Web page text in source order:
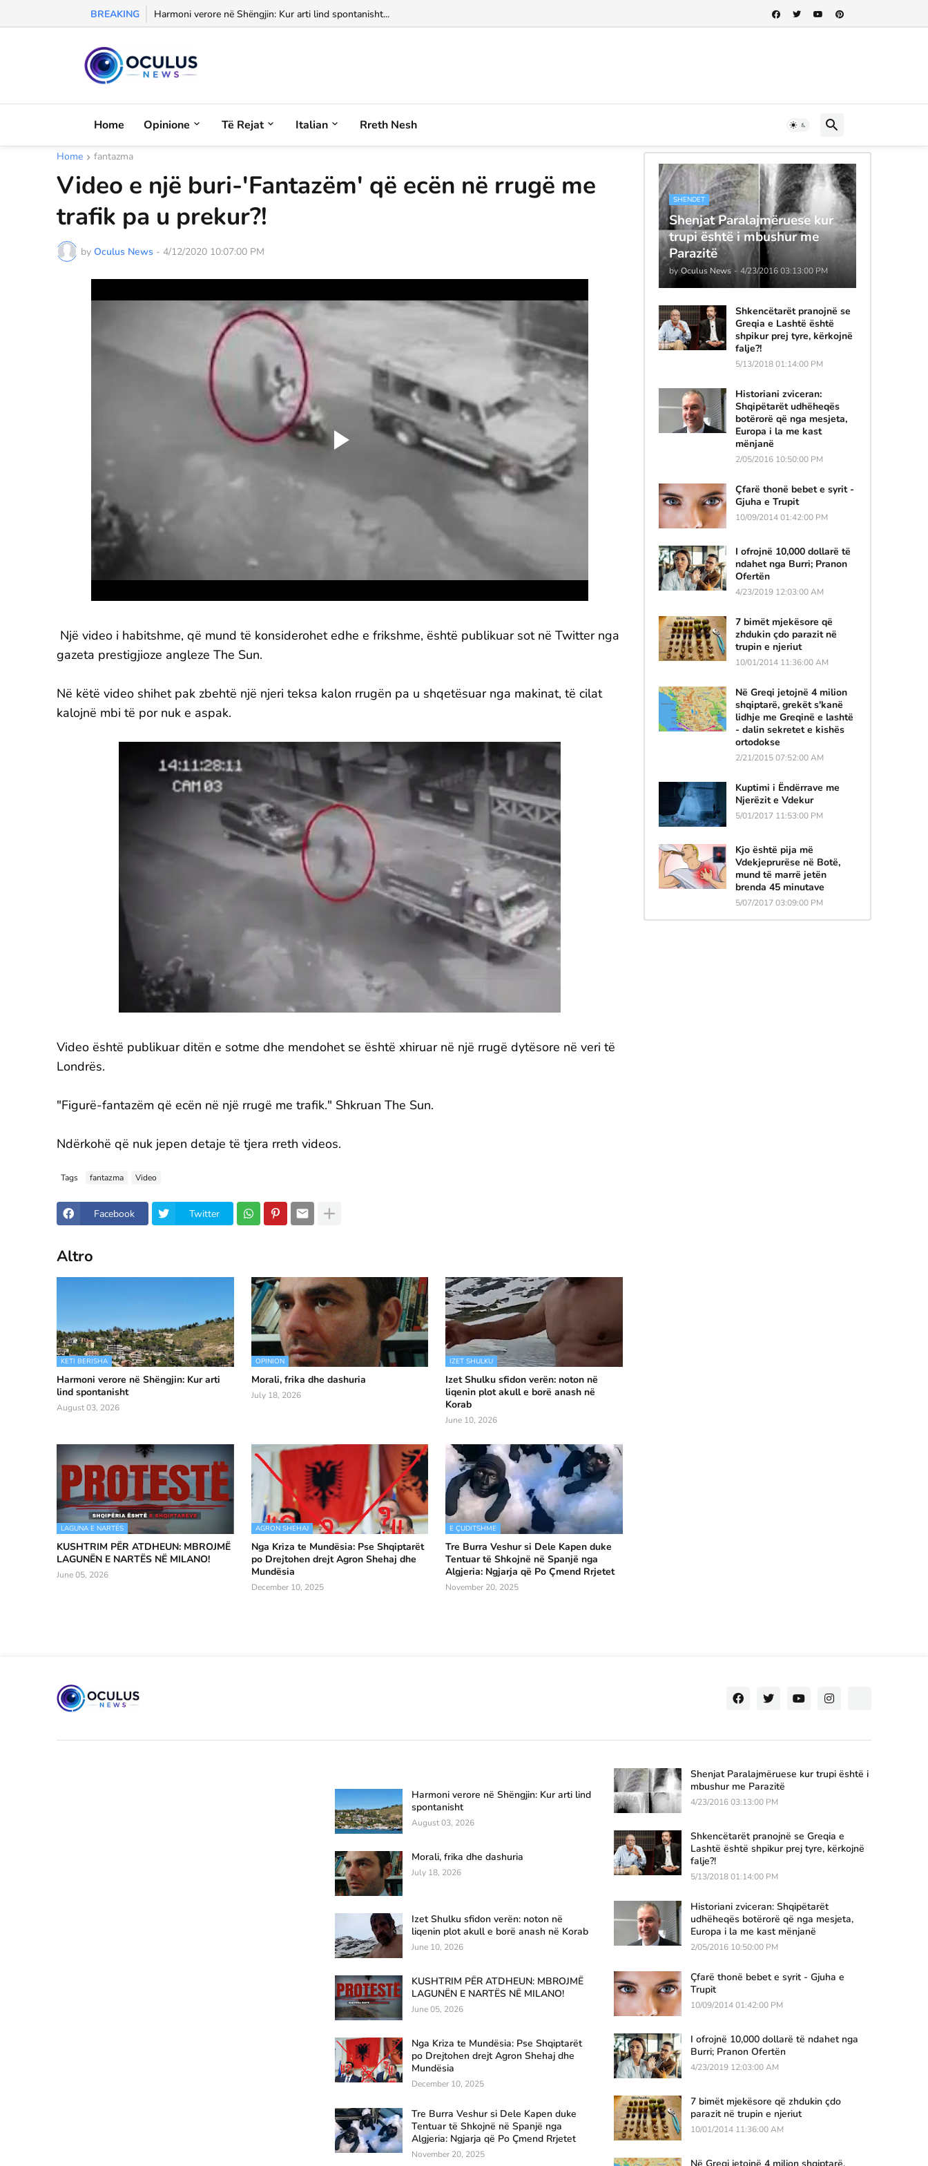
BREAKING Morali, frika dhe dashuria...
Home Opinione Të Rejat Italian Rreth Nesh
Home fantazma
Video e një buri-'Fantazëm' që ecën në rrugë me
trafik pa u prekur?!
by Oculus News - 4/12/2020 10:07:00 PM
Një video i habitshme, që mund të konsiderohet edhe e frikshme, është publikuar sot në Twitter nga
gazeta prestigjioze angleze The Sun.
Në këtë video shihet pak zbehtë një njeri teksa kalon rrugën pa u shqetësuar nga makinat, të cilat
kalojnë mbi të por nuk e aspak.
Video është publikuar ditën e sotme dhe mendohet se është xhiruar në një rrugë dytësore në veri të
Londrës.
"Figurë-fantazëm që ecën në një rrugë me trafik." Shkruan The Sun.
Ndërkohë që nuk jepen detaje të tjera rreth videos.
Tags fantazma Video
Facebook Twitter
Altro
KETI BERISHA
Harmoni verore në Shëngjin: Kur arti
lind spontanisht
August 03, 2026
OPINION
Morali, frika dhe dashuria
July 18, 2026
IZET SHULKU
Izet Shulku sfidon verën: noton në
liqenin plot akull e borë anash në
Korab
June 10, 2026
LAGUNA E NARTËS
KUSHTRIM PËR ATDHEUN: MBROJMË
LAGUNËN E NARTËS NË MILANO!
June 05, 2026
AGRON SHEHAJ
Nga Kriza te Mundësia: Pse Shqiptarët
po Drejtohen drejt Agron Shehaj dhe
Mundësia
December 10, 2025
E ÇUDITSHME
Tre Burra Veshur si Dele Kapen duke
Tentuar të Shkojnë në Spanjë nga
Algjeria: Ngjarja që Po Çmend Rrjetet
November 20, 2025
SHENDET
Shenjat Paralajmëruese kur
trupi është i mbushur me
Parazitë
by Oculus News - 4/23/2016 03:13:00 PM
Shkencëtarët pranojnë se
Greqia e Lashtë është
shpikur prej tyre, kërkojnë
falje?!
5/13/2018 01:14:00 PM
Historiani zviceran:
Shqipëtarët udhëheqës
botërorë që nga mesjeta,
Europa i la me kast
mënjanë
2/05/2016 10:50:00 PM
Çfarë thonë bebet e syrit -
Gjuha e Trupit
10/09/2014 01:42:00 PM
I ofrojnë 10,000 dollarë të
ndahet nga Burri; Pranon
Ofertën
4/23/2019 12:03:00 AM
7 bimët mjekësore që
zhdukin çdo parazit në
trupin e njeriut
10/01/2014 11:36:00 AM
Në Greqi jetojnë 4 milion
shqiptarë, grekët s'kanë
lidhje me Greqinë e lashtë
- dalin sekretet e kishës
ortodokse
2/21/2015 07:52:00 AM
Kuptimi i Ëndërrave me
Njerëzit e Vdekur
5/01/2017 11:53:00 PM
Kjo është pija më
Vdekjeprurëse në Botë,
mund të marrë jetën
brenda 45 minutave
5/07/2017 03:09:00 PM
Harmoni verore në Shëngjin: Kur arti lind
spontanisht
August 03, 2026
Morali, frika dhe dashuria
July 18, 2026
Izet Shulku sfidon verën: noton në
liqenin plot akull e borë anash në Korab
June 10, 2026
KUSHTRIM PËR ATDHEUN: MBROJMË
LAGUNËN E NARTËS NË MILANO!
June 05, 2026
Nga Kriza te Mundësia: Pse Shqiptarët
po Drejtohen drejt Agron Shehaj dhe
Mundësia
December 10, 2025
Tre Burra Veshur si Dele Kapen duke
Tentuar të Shkojnë në Spanjë nga
Algjeria: Ngjarja që Po Çmend Rrjetet
November 20, 2025
Shenjat Paralajmëruese kur trupi është i
mbushur me Parazitë
4/23/2016 03:13:00 PM
Shkencëtarët pranojnë se Greqia e
Lashtë është shpikur prej tyre, kërkojnë
falje?!
5/13/2018 01:14:00 PM
Historiani zviceran: Shqipëtarët
udhëheqës botërorë që nga mesjeta,
Europa i la me kast mënjanë
2/05/2016 10:50:00 PM
Çfarë thonë bebet e syrit - Gjuha e
Trupit
10/09/2014 01:42:00 PM
I ofrojnë 10,000 dollarë të ndahet nga
Burri; Pranon Ofertën
4/23/2019 12:03:00 AM
7 bimët mjekësore që zhdukin çdo
parazit në trupin e njeriut
10/01/2014 11:36:00 AM